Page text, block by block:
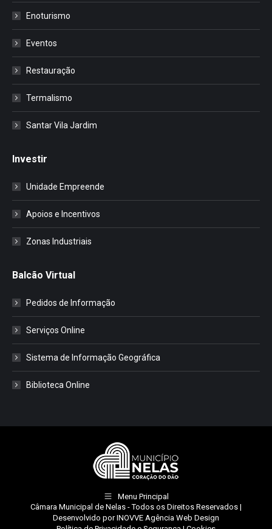
Enoturismo
Eventos
Restauração
Termalismo
Santar Vila Jardim
Investir
Unidade Empreende
Apoios e Incentivos
Zonas Industriais
Balcão Virtual
Pedidos de Informação
Serviços Online
Sistema de Informação Geográfica
Biblioteca Online
Menu Principal
Câmara Municipal de Nelas - Todos os Direitos Reservados |
Desenvolvido porINOVVE Agência Web Design